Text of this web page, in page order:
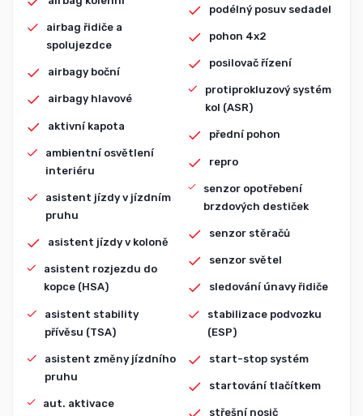
airbag řidiče a
spolujezdce
airbagy boční
airbagy hlavové
aktivní kapota
ambientní osvětlení
interiéru
asistent jízdy v jízdním
pruhu
asistent jízdy v koloně
asistent rozjezdu do
kopce (HSA)
asistent stability
přívěsu (TSA)
asistent změny jízdního
pruhu
aut. aktivace
podélný posuv sedadel
pohon 4x2
posilovač řízení
protiprokluzový systém
kol (ASR)
přední pohon
repro
senzor opotřebení
brzdových destiček
senzor stěračů
senzor světel
sledování únavy řidiče
stabilizace podvozku
(ESP)
start-stop systém
startování tlačítkem
střešní nosič